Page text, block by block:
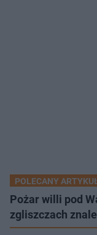
POLECANY
Pożar willi pod
zgliszczach